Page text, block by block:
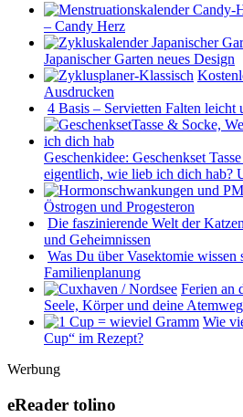
– Candy Herz
Japanischer Garten neues Design
Ausdrucken
4 Basis – Servietten Falten leicht
Geschenkidee: Geschenkset
eigentlich, wie lieb ich dich hab?
Östrogen und Progesteron
Die faszinierende Welt der
und Geheimnissen
Was Du über Vasektomie wissen
Familienplanung
Ferien an
Seele, Körper und deine
Wie
Cup“ im Rezept?
Werbung
eReader tolino